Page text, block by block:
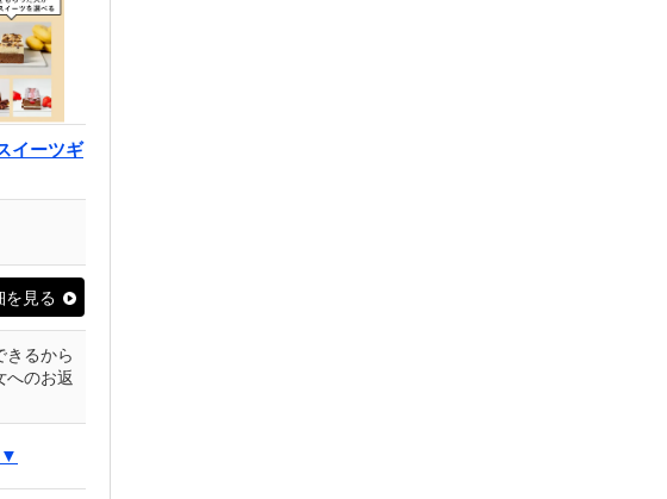
イーツギ
を見る
きるから
へのお返